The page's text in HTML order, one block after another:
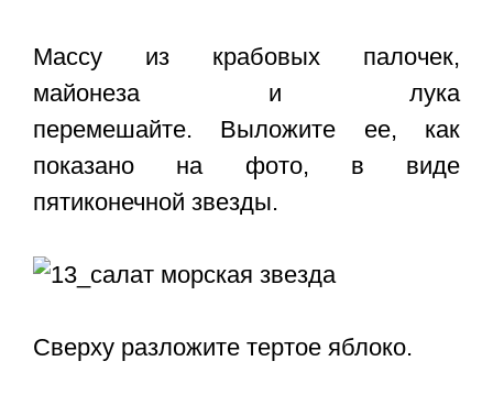
Массу из крабовых палочек,
майонеза и лука
перемешайте. Выложите ее, как
показано на фото, в виде
пятиконечной звезды.
Сверху разложите тертое яблоко.